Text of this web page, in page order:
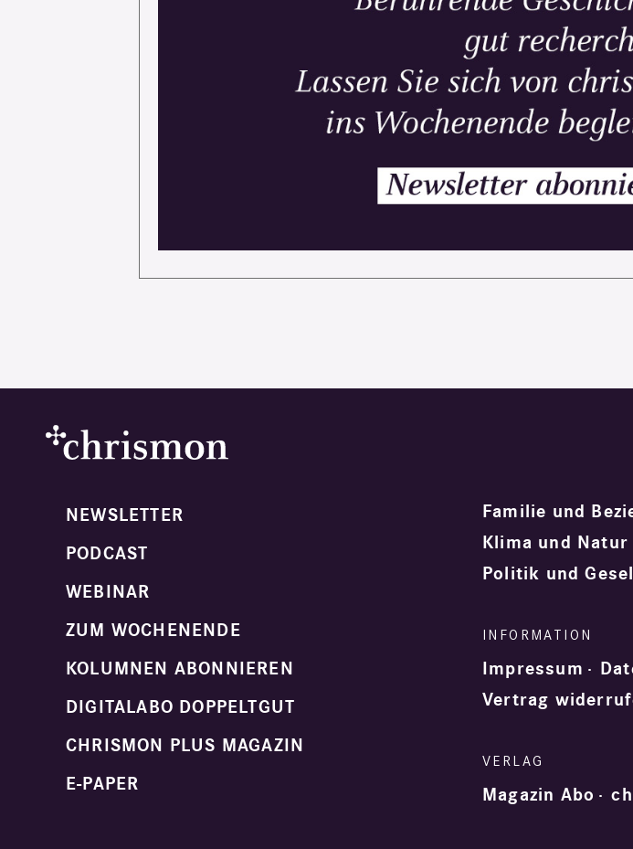
NEWSLETTER
PODCAST
WEBINAR
ZUM WOCHENENDE
KOLUMNEN ABONNIEREN
DIGITALABO DOPPELTGUT
CHRISMON PLUS MAGAZIN
E-PAPER
Familie und
Klima und Natur
Politik und
Impressum
Vertrag
Magazin Abo